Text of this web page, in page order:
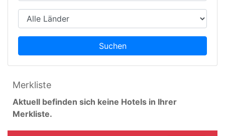
Suchen
Merkliste
Aktuell befinden sich keine Hotels in Ihrer
Merkliste.